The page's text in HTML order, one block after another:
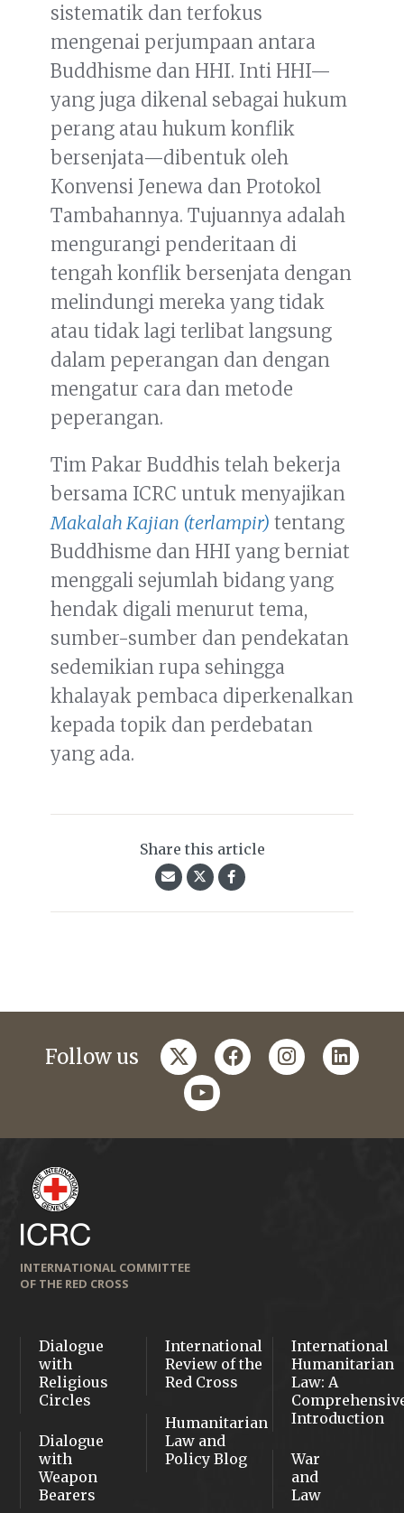
sistematik dan terfokus
mengenai perjumpaan antara
Buddhisme dan HHI. Inti HHI—
yang juga dikenal sebagai hukum
perang atau hukum konflik
bersenjata—dibentuk oleh
Konvensi Jenewa dan Protokol
Tambahannya. Tujuannya adalah
mengurangi penderitaan di
tengah konflik bersenjata dengan
melindungi mereka yang tidak
atau tidak lagi terlibat langsung
dalam peperangan dan dengan
mengatur cara dan metode
peperangan.
Tim Pakar Buddhis telah bekerja
bersama ICRC untuk menyajikan
Makalah Kajian (terlampir) tentang
Buddhisme dan HHI yang berniat
menggali sejumlah bidang yang
hendak digali menurut tema,
sumber-sumber dan pendekatan
sedemikian rupa sehingga
khalayak pembaca diperkenalkan
kepada topik dan perdebatan
yang ada.
Share this article
Follow us twitterfacebookinstagram
youtube
INTERNATIONAL COMMITTEE
OF THE RED CROSS
Dialogue
with
Religious
Circles
Dialogue
with
Weapon
Bearers
International
Review of the
Red Cross
Humanitarian
Law and
Policy Blog
International
Humanitarian
Law: A
Introduction
War
and
Law